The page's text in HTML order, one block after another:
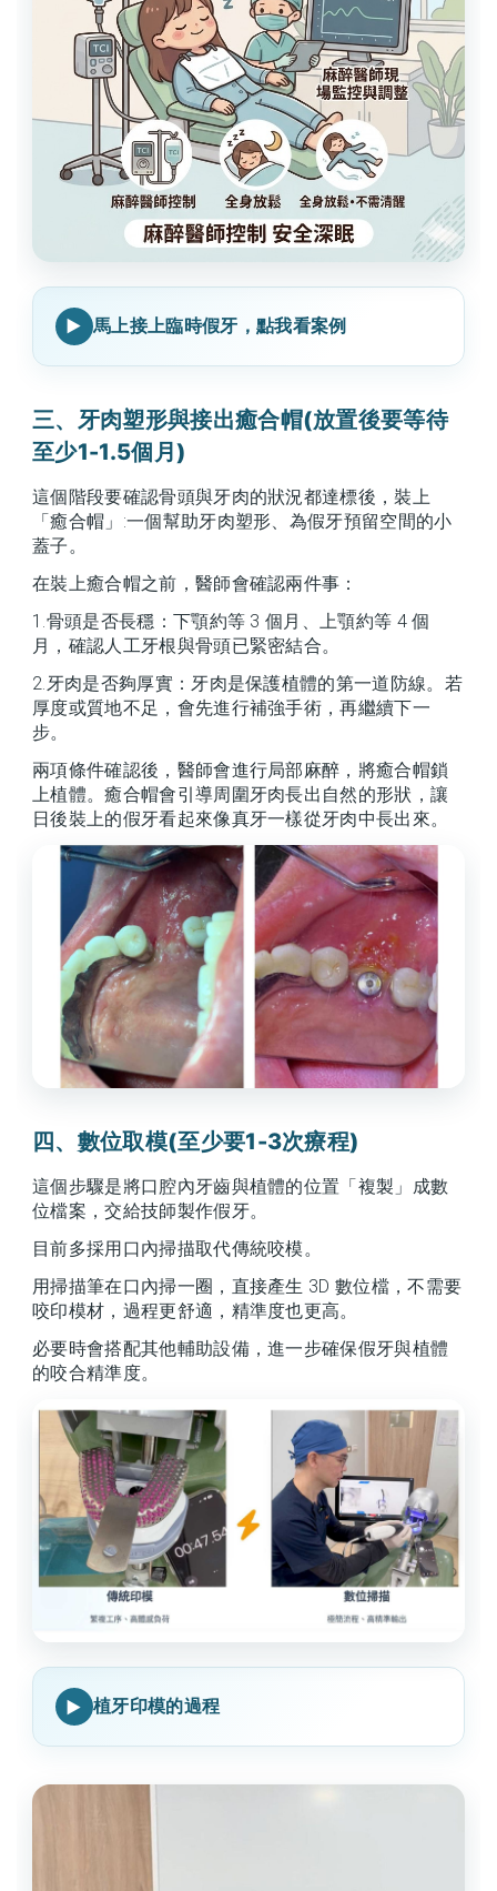
馬上接上臨時假牙，點我看案例
三、牙肉塑形與接出癒合帽(放置後要等待
至少1-1.5個月)
這個階段要確認骨頭與牙肉的狀況都達標後，裝上
「癒合帽」:一個幫助牙肉塑形、為假牙預留空間的小
蓋子。
在裝上癒合帽之前，醫師會確認兩件事：
1.骨頭是否長穩：下顎約等 3 個月、上顎約等 4 個
月，確認人工牙根與骨頭已緊密結合。
2.牙肉是否夠厚實：牙肉是保護植體的第一道防線。若
厚度或質地不足，會先進行補強手術，再繼續下一
步。
兩項條件確認後，醫師會進行局部麻醉，將癒合帽鎖
上植體。癒合帽會引導周圍牙肉長出自然的形狀，讓
日後裝上的假牙看起來像真牙一樣從牙肉中長出來。
四、數位取模(至少要1-3次療程)
這個步驟是將口腔內牙齒與植體的位置「複製」成數
位檔案，交給技師製作假牙。
目前多採用口內掃描取代傳統咬模。
用掃描筆在口內掃一圈，直接產生 3D 數位檔，不需要
咬印模材，過程更舒適，精準度也更高。
必要時會搭配其他輔助設備，進一步確保假牙與植體
的咬合精準度。
植牙印模的過程